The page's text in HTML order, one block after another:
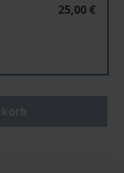
25,00 €